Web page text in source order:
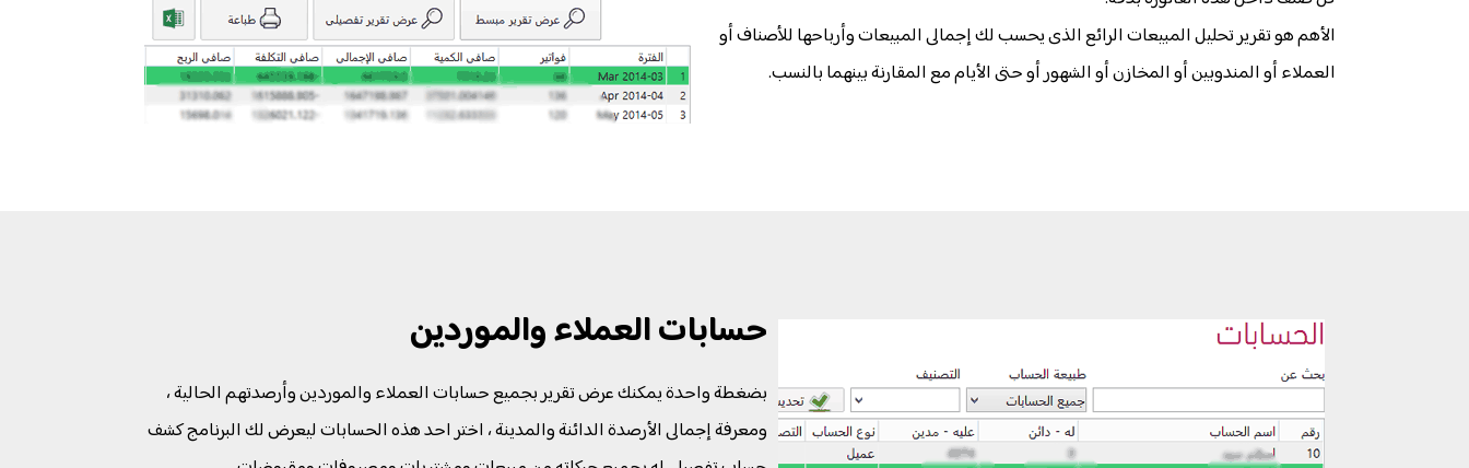
الأهم هو تقرير تحليل المبيعات الرائع الذى يحسب لك إجمالى المبيعات وأرباحها للأصناف أو
العملاء أو المندوبين أو المخازن أو الشهور أو حتى الأيام مع المقارنة بينهما بالنسب.
حسابات العملاء والموردين
بضغطة واحدة يمكنك عرض تقرير بجميع حسابات العملاء والموردين وأرصدتهم الحالية ،
ومعرفة إجمالى الأرصدة الدائنة والمدينة ، اختر احد هذه الحسابات ليعرض لك البرنامج كشف